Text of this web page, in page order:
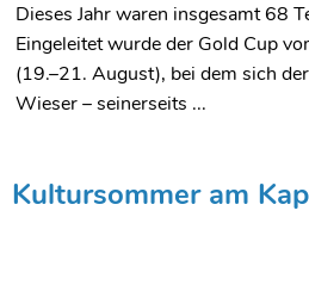
Dieses Jahr waren insgesamt 68
Eingeleitet wurde der Gold Cup
(19.–21. August), bei dem sich
Wieser – seinerseits ...
Kultursommer am